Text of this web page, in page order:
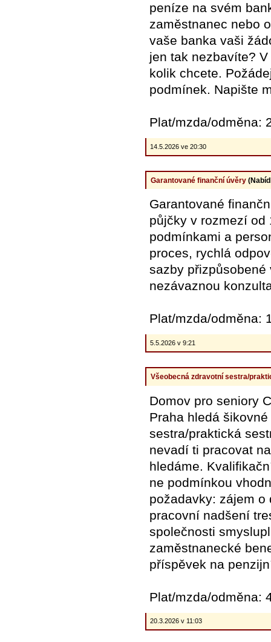
peníze na svém
zaměstnanec nebo
vaše banka vaši
jen tak nezbavíte?
kolik chcete.
podmínek. Napište
Plat/mzda/odměna:
14.5.2026 ve 20:30
Garantované finanční úvěry
Garantované
půjčky v rozmezí od
podmínkami a
proces, rychlá
sazby přizpůsobené
nezávaznou
Plat/mzda/odměna:
5.5.2026 v 9:21
Všeobecná zdravotní sestra/
Domov pro seniory
Praha hledá
sestra/praktická
nevadí ti pracovat
hledáme.
ne podmínkou
požadavky: zájem
pracovní nadšení
společnosti
zaměstnanecké
příspěvek na
Plat/mzda/odměna:
20.3.2026 v 11:03